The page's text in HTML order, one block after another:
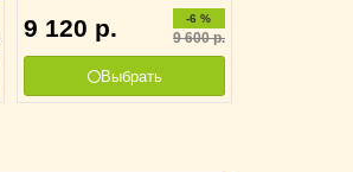
9 120 р. -6 %
9 600р.
Выбрать